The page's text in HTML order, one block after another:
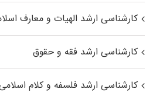
کارشناسی ارشد الهیات و معارف
کارشناسی ارشد فقه و حقوق
کارشناسی ارشد فلسفه و کلام